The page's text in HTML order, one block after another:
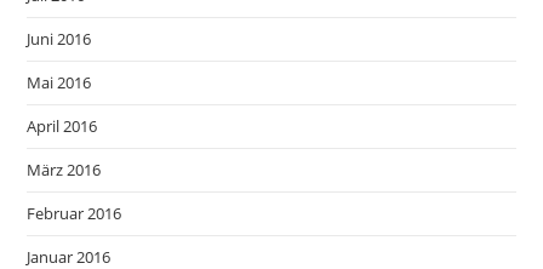
Juni 2016
Mai 2016
April 2016
März 2016
Februar 2016
Januar 2016